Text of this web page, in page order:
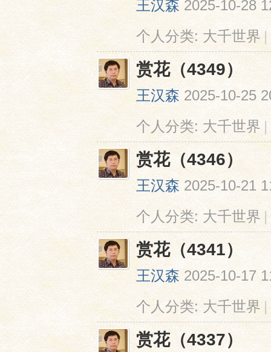
王汉森 2025-10-28
个人分类: 大千世界 |
赏花（4349）
王汉森 2025-10-25
个人分类: 大千世界 |
赏花（4346）
王汉森 2025-10-21
个人分类: 大千世界 |
赏花（4341）
王汉森 2025-10-17
个人分类: 大千世界 |
赏花（4337）